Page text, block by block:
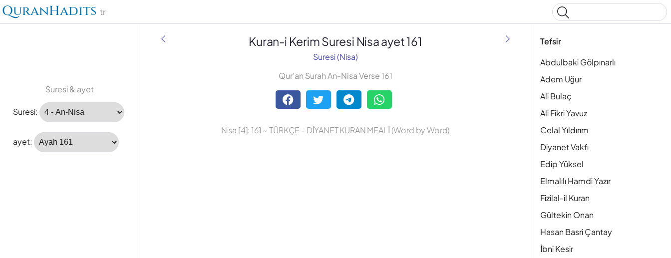
QuranHadits tr
Suresi & ayet
Suresi:
ayet:
Tefsir
Abdulbaki Gölpınarlı
Adem Uğur
Ali Bulaç
Ali Fikri Yavuz
Celal Yıldırım
Diyanet Vakfı
Edip Yüksel
Elmalılı Hamdi Yazır
Fizilal-il Kuran
Gültekin Onan
Hasan Basri Çantay
İbni Kesir
Kuran-i Kerim Suresi Nisa ayet 161
Suresi (Nisa)
Qur'an Surah An-Nisa Verse 161
Nisa [4]: 161 ~ TÜRKÇE - DİYANET KURAN MEALİ (Word by Word)